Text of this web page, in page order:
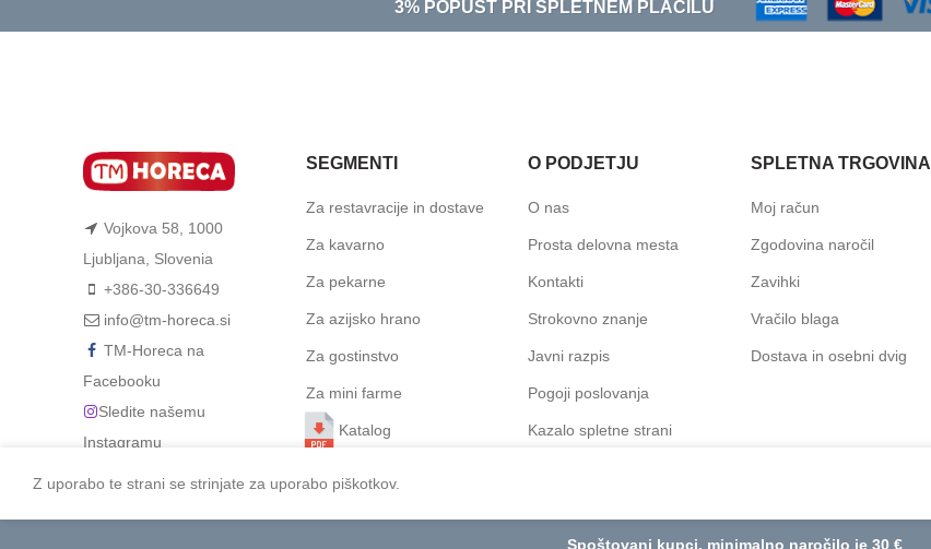
3% POPUST PRI SPLETNEM PLAČILU
Vojkova 58, 1000
Ljubljana, Slovenia
+386-30-336649
info@tm-horeca.si
TM-Horeca na
Facebooku
Sledite našemu
Instagramu
SEGMENTI
Za restavracije in dostave
Za kavarno
Za pekarne
Za azijsko hrano
Za gostinstvo
Za mini farme
Katalog
O PODJETJU
O nas
Prosta delovna mesta
Kontakti
Strokovno znanje
Javni razpis
Pogoji poslovanja
Kazalo spletne strani
SPLETNA TRGOVINA
Moj račun
Zgodovina naročil
Zavihki
Vračilo blaga
Dostava in osebni dvig
Spoštovani kupci, minimalno naročilo je 30 €
Z uporabo te strani se strinjate za uporabo piškotkov.